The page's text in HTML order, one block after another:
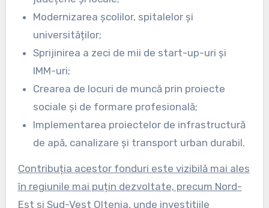
Modernizarea școlilor, spitalelor și
universităților;
Sprijinirea a zeci de mii de start-up-uri și
IMM-uri;
Crearea de locuri de muncă prin proiecte
sociale și de formare profesională;
Implementarea proiectelor de infrastructură
de apă, canalizare și transport urban durabil.
Contribuția acestor fonduri este vizibilă mai ales
în regiunile mai puțin dezvoltate, precum Nord-
Est și Sud-Vest Oltenia, unde investițiile